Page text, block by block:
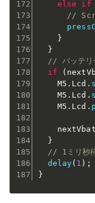
else
if
//
}
}
// バッテリ
if
(
    M5
. Lcd .
    M5
. Lcd .
    M5
. Lcd .
}
// 1ミリ秒
delay( 1 ) ;
}